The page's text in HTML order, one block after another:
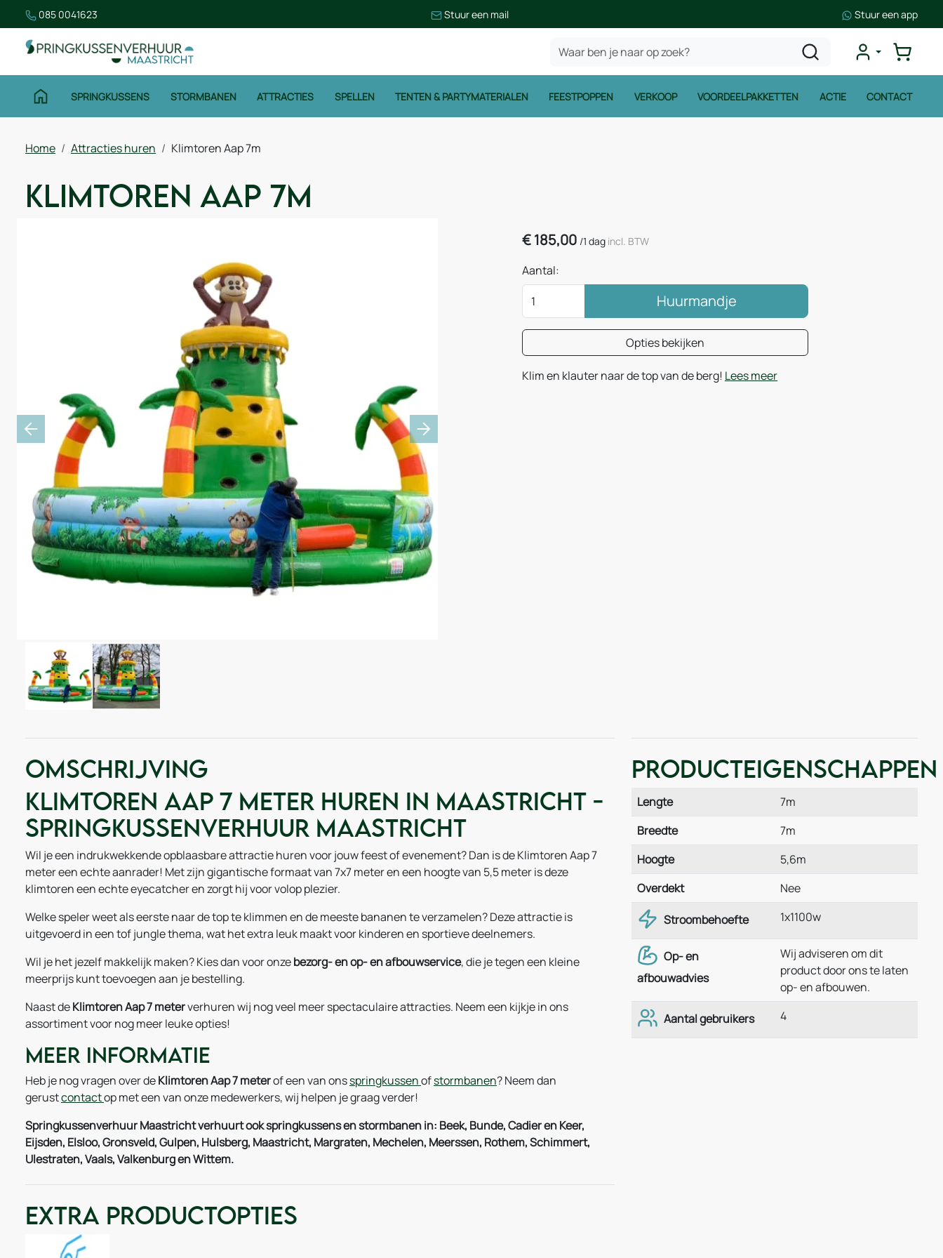
085 0041623 Stuur een mail Stuur een app
SPRINGKUSSENS STORMBANEN ATTRACTIES SPELLEN TENTEN & PARTYMATERIALEN FEESTPOPPEN VERKOOP VOORDEELPAKKETTEN ACTIE CONTACT
Home Attracties huren Klimtoren Aap 7m
Klimtoren Aap 7m
Previous Next
€185,00 /1 dag incl. BTW
Aantal:
Huurmandje
Opties bekijken
Klim en klauter naar de top van de berg! Lees meer
Omschrijving
Klimtoren Aap 7 meter huren in Maastricht -
Springkussenverhuur Maastricht
Wil je een indrukwekkende opblaasbare attractie huren voor jouw feest of evenement? Dan is de Klimtoren Aap 7
meter een echte aanrader! Met zijn gigantische formaat van 7x7 meter en een hoogte van 5,5 meter is deze
klimtoren een echte eyecatcher en zorgt hij voor volop plezier.
Welke speler weet als eerste naar de top te klimmen en de meeste bananen te verzamelen? Deze attractie is
uitgevoerd in een tof jungle thema, wat het extra leuk maakt voor kinderen en sportieve deelnemers.
Wil je het jezelf makkelijk maken? Kies dan voor onzebezorg- en op- en afbouwservice, die je tegen een kleine
meerprijs kunt toevoegen aan je bestelling.
Naast deKlimtoren Aap 7 meterverhuren wij nog veel meer spectaculaire attracties. Neem een kijkje in ons
assortiment voor nog meer leuke opties!
Meer informatie
Heb je nog vragen over deKlimtoren Aap 7 meterof een van onsspringkussenofstormbanen? Neem dan
gerustcontactop met een van onze medewerkers, wij helpen je graag verder!
Springkussenverhuur Maastricht verhuurt ook springkussens en stormbanen in: Beek, Bunde, Cadier en Keer,
Eijsden, Elsloo, Gronsveld, Gulpen, Hulsberg, Maastricht, Margraten, Mechelen, Meerssen, Rothem, Schimmert,
Ulestraten, Vaals, Valkenburg en Wittem.
Extra Productopties
Producteigenschappen
Lengte
7m
Breedte
7m
Hoogte
5,6m
Overdekt
Nee
Stroombehoefte 1x1100w
Op- en
afbouwadvies
Wij adviseren om dit
product door ons te laten
op- en afbouwen.
Aantal gebruikers 4